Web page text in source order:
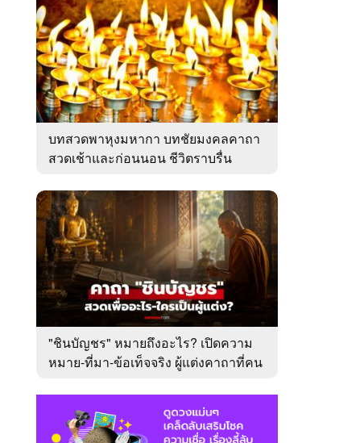
บทสวดพาหุงมหากา บทชัยมงคลคาถา
สวดเช้าและก่อนนอน ชีวิตราบรื่น
"ชินบัญชร" หมายถึงอะไร? เปิดความ
หมาย-ที่มา-ข้อเท็จจริง ผู้แต่งคาถาที่คน